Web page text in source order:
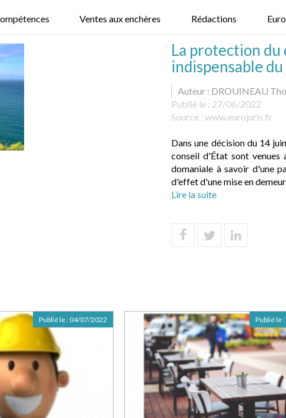
Ventes aux enchères Rédactions
La protection
indispensable
Auteur : DROUINEAU
Publié le : 27/06/2022
Source : www.eurojuris.fr
Dans une décision du 14
conseil d'État sont
domaniale à savoir d'une
d'effet d'une mise en
Lire la suite
Publié le : 04/07/2022 Publié le :